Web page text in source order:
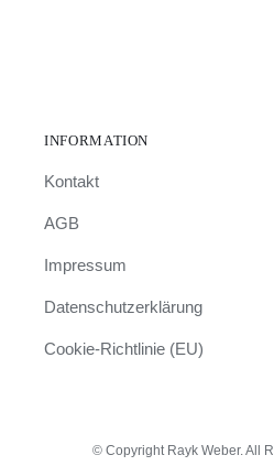
INFORMATION
Kontakt
AGB
Impressum
Datenschutzerklärung
Cookie-Richtlinie (EU)
© Copyright Rayk Weber. All